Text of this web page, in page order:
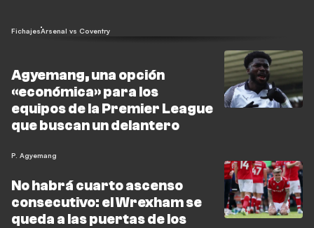
FichajesArsenal vs Coventry
Agyemang, una opción
«económica» para los
equipos de la Premier League
que buscan un delantero
P. Agyemang
No habrá cuarto ascenso
consecutivo: el Wrexham se
queda a las puertas de los